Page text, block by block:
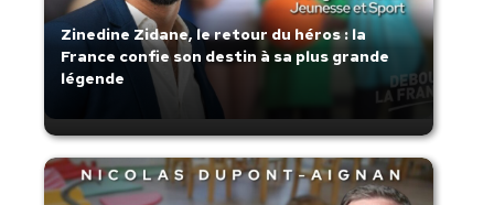
Zinedine Zidane, le retour du héros : la
France confie son destin à sa plus grande
légende